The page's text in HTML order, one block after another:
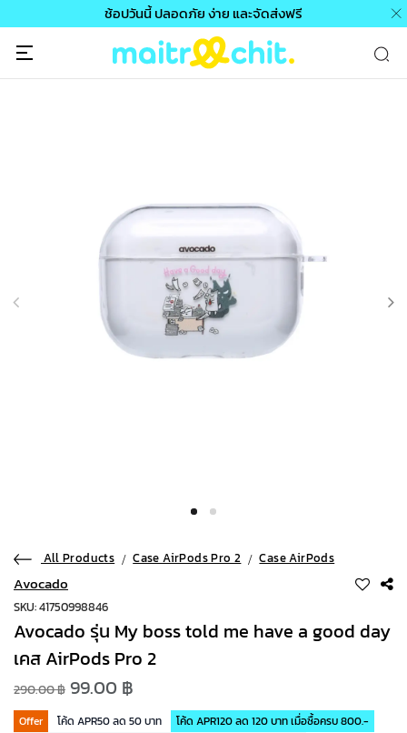
ช้อปวันนี้ ปลอดภัย ง่าย และจัดส่งฟรี
All Products Case AirPods Pro 2 Case AirPods
Avocado
SKU: 41750998846
Avocado รุ่น My boss told me have a good day
เคส AirPods Pro 2
290.00 ฿ 99.00 ฿
Offer โค้ด APR50 ลด 50 บาท
โค้ด APR120 ลด 120 บาท เมื่อซื้อครบ 800.-